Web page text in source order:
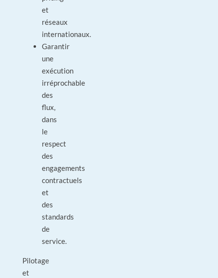
et
réseaux
internationaux.
Garantir
une
exécution
irréprochable
des
flux,
dans
le
respect
des
engagements
contractuels
et
des
standards
de
service.
Pilotage
et